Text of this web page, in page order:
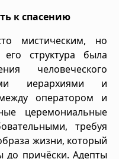
к спасению
мистическим, но
структура была
человеческого
иерархиями и
оператором и
церемониальные
требуя
жизни, который
до причёски. Адепты